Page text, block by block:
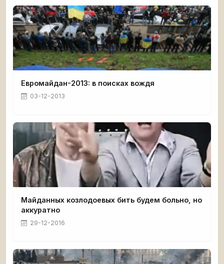
Евромайдан-2013: в поисках вождя
03-12-2013
Майданных козлодоевых бить будем больно, но
аккуратно
29-12-2016